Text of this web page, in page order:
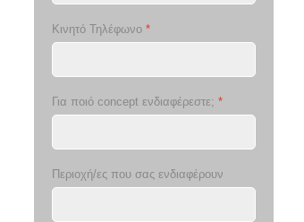
Κινητό Τηλέφωνο *
Για ποιό concept ενδιαφέρεστε; *
Περιοχή/ες που σας ενδιαφέρουν